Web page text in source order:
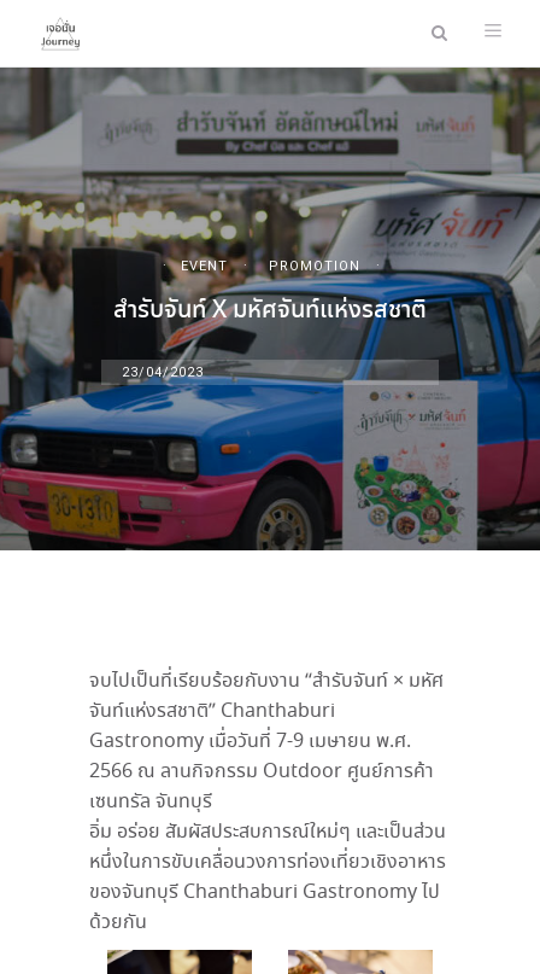
EVENT PROMOTION
สํารับจันท์ X มหัศจันท์แห่งรสชาติ
23/04/2023
จบไปเป็นที่เรียบร้อยกับงาน “สำรับจันท์ × มหัศ
จันท์แห่งรสชาติ” Chanthaburi
Gastronomy เมื่อวันที่ 7-9 เมษายน พ.ศ.
2566 ณ ลานกิจกรรม Outdoor ศูนย์การค้า
เซนทรัล จันทบุรี
อิ่ม อร่อย สัมผัสประสบการณ์ใหม่ๆ และเป็นส่วน
หนึ่งในการขับเคลื่อนวงการท่องเที่ยวเชิงอาหาร
ของจันทบุรี Chanthaburi Gastronomy ไป
ด้วยกัน